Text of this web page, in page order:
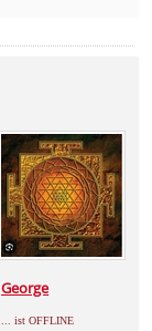
George
... ist OFFLINE